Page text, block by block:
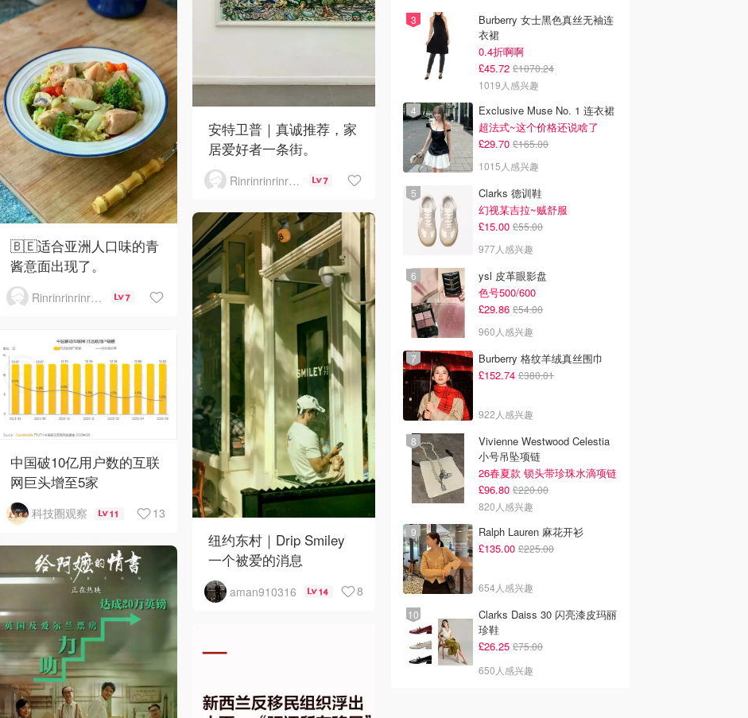
安特卫普｜真诚推荐，家
居爱好者一条街。
Rinrinrinrinrinrinrin 7
🇧🇪适合亚洲人口味的青
酱意面出现了。
Rinrinrinrinrinrinrin 7
纽约东村｜Drip Smiley
一个被爱的消息
aman910316 14 8
中国破10亿用户数的互联
网巨头增至5家
科技圈观察 11 13
Burberry 女士黑色真丝无袖连
衣裙
0.4折啊啊
£45.72 £1070.24
1019人感兴趣
Exclusive Muse No. 1 连衣裙
超法式~这个价格还说啥了
£29.70 £165.00
1015人感兴趣
Clarks 德训鞋
幻视某吉拉~贼舒服
£15.00 £55.00
977人感兴趣
ysl 皮革眼影盘
色号500/600
£29.86 £54.00
960人感兴趣
Burberry 格纹羊绒真丝围巾
£152.74 £380.01
922人感兴趣
Vivienne Westwood Celestia
小号吊坠项链
26春夏款 锁头带珍珠水滴项链
£96.80 £220.00
820人感兴趣
Ralph Lauren 麻花开衫
£135.00 £225.00
654人感兴趣
Clarks Daiss 30 闪亮漆皮玛丽
珍鞋
£26.25 £75.00
650人感兴趣